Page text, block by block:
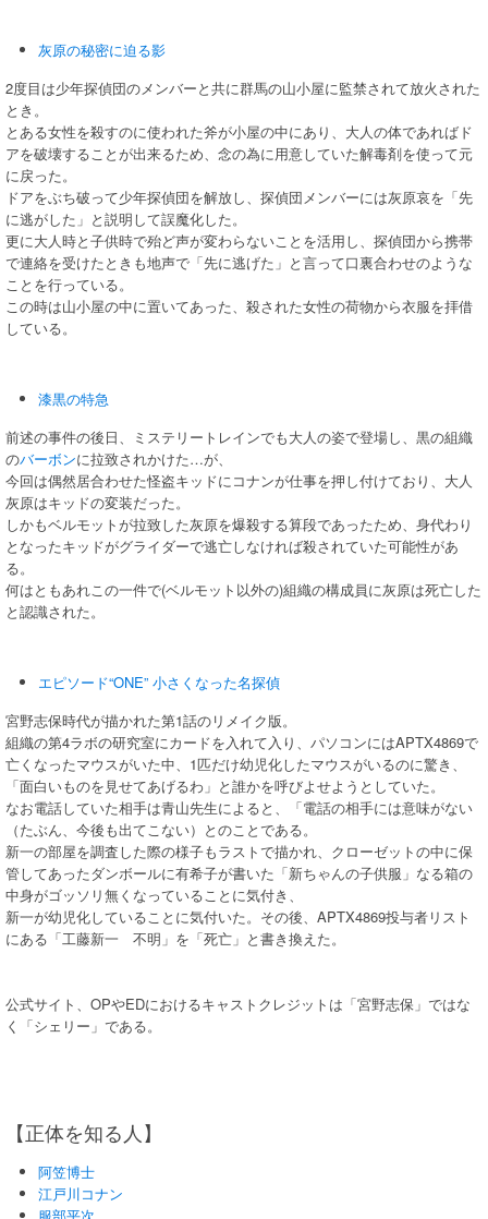
灰原の秘密に迫る影
2度目は少年探偵団のメンバーと共に群馬の山小屋に監禁されて放火された
とき。
とある女性を殺すのに使われた斧が小屋の中にあり、大人の体であればド
アを破壊することが出来るため、念の為に用意していた解毒剤を使って元
に戻った。
ドアをぶち破って少年探偵団を解放し、探偵団メンバーには灰原哀を「先
に逃がした」と説明して誤魔化した。
更に大人時と子供時で殆ど声が変わらないことを活用し、探偵団から携帯
で連絡を受けたときも地声で「先に逃げた」と言って口裏合わせのような
ことを行っている。
この時は山小屋の中に置いてあった、殺された女性の荷物から衣服を拝借
している。
漆黒の特急
前述の事件の後日、ミステリートレインでも大人の姿で登場し、黒の組織
のバーボンに拉致されかけた…が、
今回は偶然居合わせた怪盗キッドにコナンが仕事を押し付けており、大人
灰原はキッドの変装だった。
しかもベルモットが拉致した灰原を爆殺する算段であったため、身代わり
となったキッドがグライダーで逃亡しなければ殺されていた可能性があ
る。
何はともあれこの一件で(ベルモット以外の)組織の構成員に灰原は死亡した
と認識された。
エピソード“ONE” 小さくなった名探偵
宮野志保時代が描かれた第1話のリメイク版。
組織の第4ラボの研究室にカードを入れて入り、パソコンにはAPTX4869で
亡くなったマウスがいた中、1匹だけ幼児化したマウスがいるのに驚き、
「面白いものを見せてあげるわ」と誰かを呼びよせようとしていた。
なお電話していた相手は青山先生によると、「電話の相手には意味がない
（たぶん、今後も出てこない）とのことである。
新一の部屋を調査した際の様子もラストで描かれ、クローゼットの中に保
管してあったダンボールに有希子が書いた「新ちゃんの子供服」なる箱の
中身がゴッソリ無くなっていることに気付き、
新一が幼児化していることに気付いた。その後、APTX4869投与者リスト
にある「工藤新一 不明」を「死亡」と書き換えた。
公式サイト、OPやEDにおけるキャストクレジットは「宮野志保」ではな
く「シェリー」である。
【正体を知る人】
阿笠博士
江戸川コナン